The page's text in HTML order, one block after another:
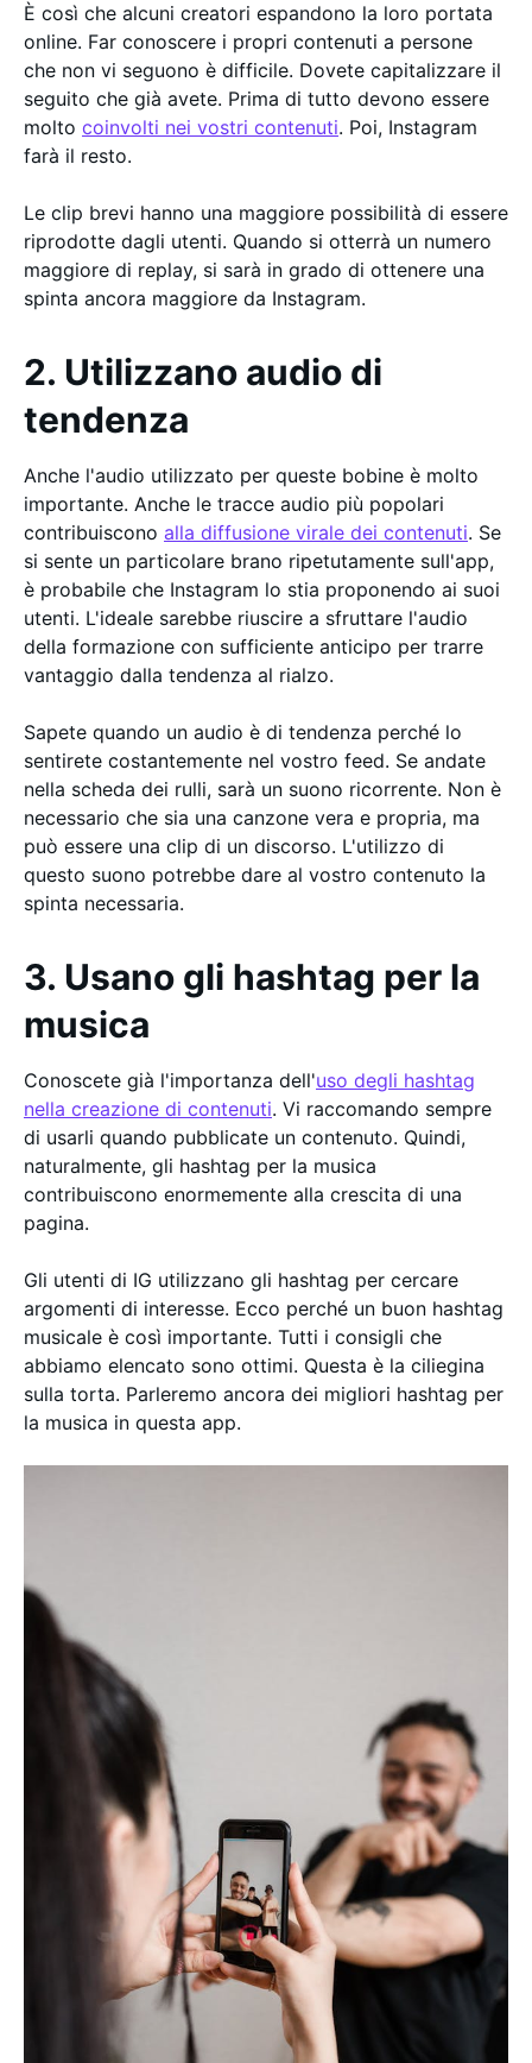
È così che alcuni creatori espandono la loro portata
online. Far conoscere i propri contenuti a persone
che non vi seguono è difficile. Dovete capitalizzare il
seguito che già avete. Prima di tutto devono essere
molto coinvolti nei vostri contenuti. Poi, Instagram
farà il resto.
Le clip brevi hanno una maggiore possibilità di essere
riprodotte dagli utenti. Quando si otterrà un numero
maggiore di replay, si sarà in grado di ottenere una
spinta ancora maggiore da Instagram.
2. Utilizzano audio di
tendenza
Anche l'audio utilizzato per queste bobine è molto
importante. Anche le tracce audio più popolari
contribuiscono alla diffusione virale dei contenuti. Se
si sente un particolare brano ripetutamente sull'app,
è probabile che Instagram lo stia proponendo ai suoi
utenti. L'ideale sarebbe riuscire a sfruttare l'audio
della formazione con sufficiente anticipo per trarre
vantaggio dalla tendenza al rialzo.
Sapete quando un audio è di tendenza perché lo
sentirete costantemente nel vostro feed. Se andate
nella scheda dei rulli, sarà un suono ricorrente. Non è
necessario che sia una canzone vera e propria, ma
può essere una clip di un discorso. L'utilizzo di
questo suono potrebbe dare al vostro contenuto la
spinta necessaria.
3. Usano gli hashtag per la
musica
Conoscete già l'importanza dell'uso degli hashtag
nella creazione di contenuti. Vi raccomando sempre
di usarli quando pubblicate un contenuto. Quindi,
naturalmente, gli hashtag per la musica
contribuiscono enormemente alla crescita di una
pagina.
Gli utenti di IG utilizzano gli hashtag per cercare
argomenti di interesse. Ecco perché un buon hashtag
musicale è così importante. Tutti i consigli che
abbiamo elencato sono ottimi. Questa è la ciliegina
sulla torta. Parleremo ancora dei migliori hashtag per
la musica in questa app.